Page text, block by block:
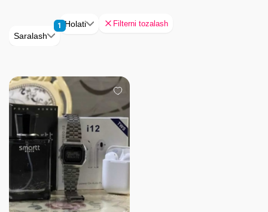
Saralash
1 Holati Filterni tozalash